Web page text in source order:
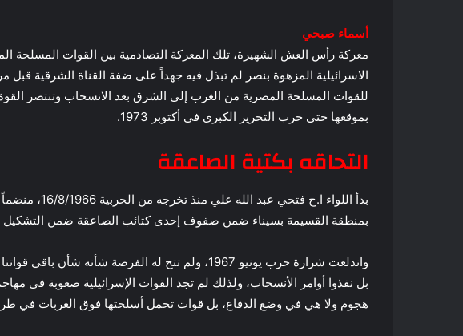
أسماء صبحي
معركة رأس العش الشهيرة، تلك المعركة التصادمية بين القوات المسلحة
الاسرائيلية المزهوة بنصر لم تبذل فيه جهداً على ضفة القناة الشرقية
للقوات المسلحة المصرية من الغرب إلى الشرق بعد الانسحاب وتنتصر
بموقعها حتى حرب التحرير الكبرى فى أكتوبر 1973.
التحاقه بكتية الصاعقة
بدأ اللواء ا.ح
بمنطقة القسيمة بسيناء ضمن صفوف إحدى كتائب الصاعقة ضمن التشكيل
واندلعت شرارة حرب يونيو 1967، ولم تتح له الفرصة شأنه
بل نفذوا أوامر الأنسحاب، ولذلك لم تجد القوات الإسرائيلية صعوبة
هجوم ولا هي في وضع الدفاع، بل قوات تحمل أسلحتها فوق العربات في